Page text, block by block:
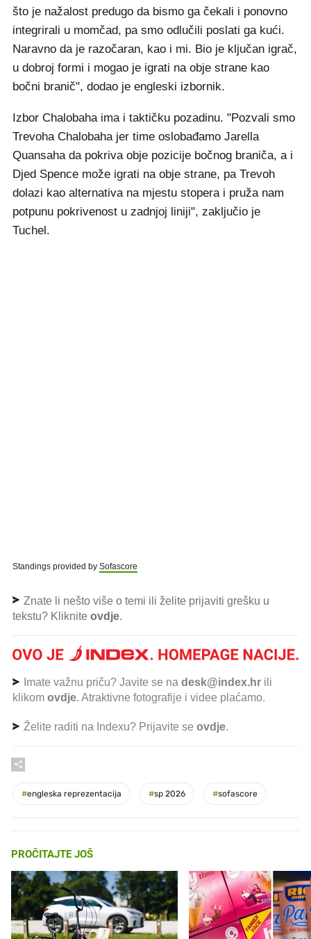
što je nažalost predugo da bismo ga čekali i ponovno
integrirali u momčad, pa smo odlučili poslati ga kući.
Naravno da je razočaran, kao i mi. Bio je ključan igrač,
u dobroj formi i mogao je igrati na obje strane kao
bočni branič", dodao je engleski izbornik.
Izbor Chalobaha ima i taktičku pozadinu. "Pozvali smo
Trevohа Chalobaha jer time oslobađamo Jarella
Quansaha da pokriva obje pozicije bočnog braniča, a i
Djed Spence može igrati na obje strane, pa Trevoh
dolazi kao alternativa na mjestu stopera i pruža nam
potpunu pokrivenost u zadnjoj liniji", zaključio je
Tuchel.
Standings provided by Sofascore
Znate li nešto više o temi ili želite prijaviti grešku u
tekstu? Kliknite ovdje.
Imate važnu priču? Javite se na desk@index.hr ili
klikom ovdje. Atraktivne fotografije i videe plaćamo.
Želite raditi na Indexu? Prijavite se ovdje.
#engleska reprezentacija #sp 2026 #sofascore
PROČITAJTE JOŠ